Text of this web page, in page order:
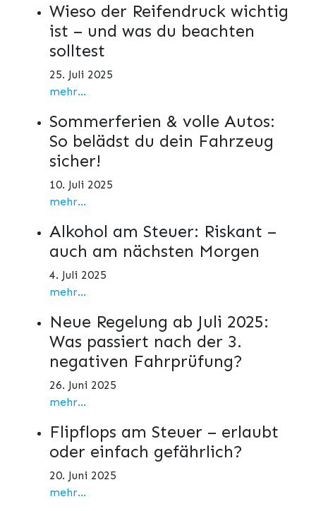
Wieso der Reifendruck wichtig
ist – und was du beachten
solltest
25. Juli 2025
mehr...
Sommerferien & volle Autos:
So belädst du dein Fahrzeug
sicher!
10. Juli 2025
mehr...
Alkohol am Steuer: Riskant –
auch am nächsten Morgen
4. Juli 2025
mehr...
Neue Regelung ab Juli 2025:
Was passiert nach der 3.
negativen Fahrprüfung?
26. Juni 2025
mehr...
Flipflops am Steuer – erlaubt
oder einfach gefährlich?
20. Juni 2025
mehr...